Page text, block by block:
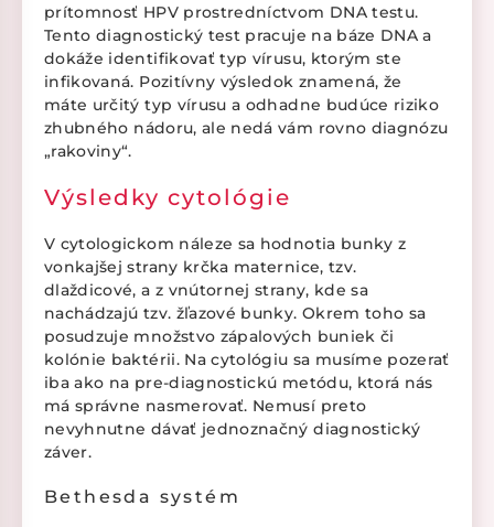
prítomnosť HPV prostredníctvom DNA testu.
Tento diagnostický test pracuje na báze DNA a
dokáže identifikovať typ vírusu, ktorým ste
infikovaná. Pozitívny výsledok znamená, že
máte určitý typ vírusu a odhadne budúce riziko
zhubného nádoru, ale nedá vám rovno diagnózu
„rakoviny“.
Výsledky cytológie
V cytologickom náleze sa hodnotia bunky z
vonkajšej strany krčka maternice, tzv.
dlaždicové, a z vnútornej strany, kde sa
nachádzajú tzv. žľazové bunky. Okrem toho sa
posudzuje množstvo zápalových buniek či
kolónie baktérii. Na cytológiu sa musíme pozerať
iba ako na pre-diagnostickú metódu, ktorá nás
má správne nasmerovať. Nemusí preto
nevyhnutne dávať jednoznačný diagnostický
záver.
Bethesda systém